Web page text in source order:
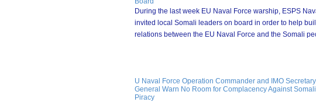
During the last week EU Naval Force warship, ESPS
invited local Somali leaders on board in order to help
relations between the EU Naval Force and the Somali
U Naval Force Operation Commander and IMO
General Warn No Room for Complacency Against Somali
Piracy